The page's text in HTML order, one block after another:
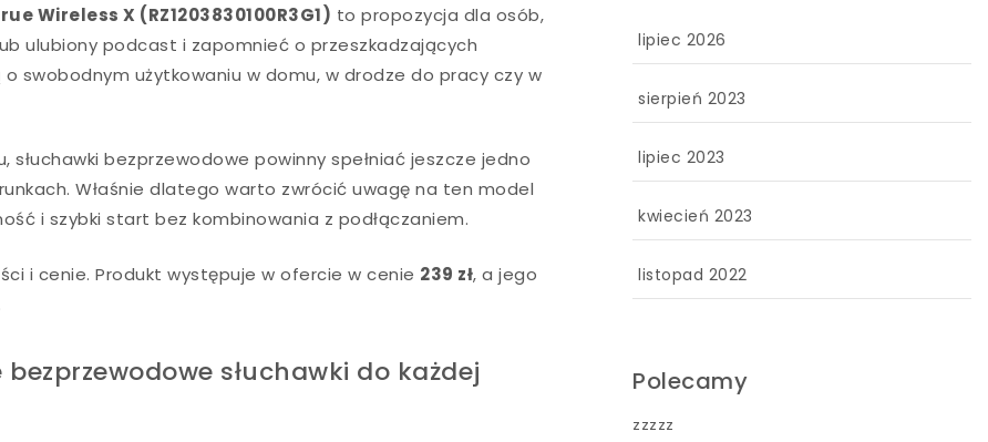
Wireless X (RZ1203830100R3G1) to propozycja dla osób,
ulubiony podcast i zapomnieć o przeszkadzających
swobodnym użytkowaniu w domu, w drodze do pracy czy w
bezprzewodowe powinny spełniać jeszcze jedno
Właśnie dlatego warto zwrócić uwagę na ten model
i szybki start bez kombinowania z podłączaniem.
i cenie. Produkt występuje w ofercie w cenie 239 zł, a jego
słuchawki do każdej
lipiec 2026
sierpień 2023
lipiec 2023
kwiecień 2023
listopad 2022
Polecamy
zzzzz